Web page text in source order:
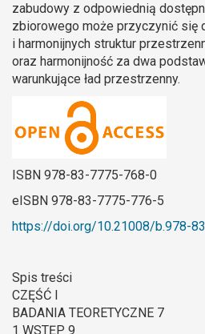
zabudowy z odpowiednią
zbiorowego może przyczynić się
i harmonijnych struktur
oraz harmonijność za dwa
warunkujące ład przestrzenny.
ISBN 978-83-7775-768-0
eISBN 978-83-7775-776-5
https://doi.org/10.21008/b.978-
Spis treści
CZĘŚĆ I
BADANIA TEORETYCZNE 7
1 WSTĘP 9